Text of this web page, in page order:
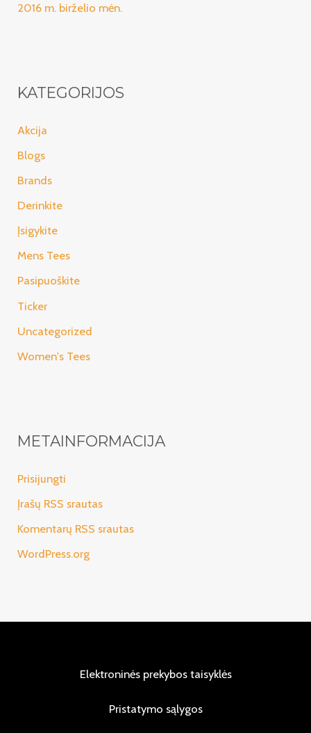
2016 m. birželio mėn.
KATEGORIJOS
Akcija
Blogs
Brands
Derinkite
Įsigykite
Mens Tees
Pasipuoškite
Ticker
Uncategorized
Women's Tees
METAINFORMACIJA
Prisijungti
Įrašų RSS srautas
Komentarų RSS srautas
WordPress.org
Elektroninės prekybos taisyklės
Pristatymo sąlygos